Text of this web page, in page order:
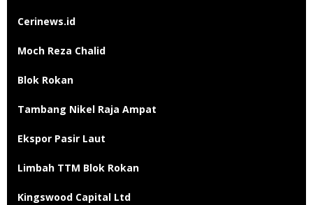
Cerinews.id
Moch Reza Chalid
Blok Rokan
Tambang Nikel Raja Ampat
Ekspor Pasir Laut
Limbah TTM Blok Rokan
Kingswood Capital Ltd